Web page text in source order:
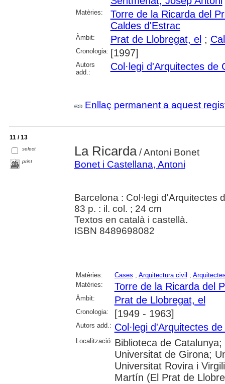
Matèries:
Torre de la Ricarda del
Caldes d'Estrac
Àmbit: Prat de Llobregat, el ;
Cronologia: [1997]
Autors
add.:
Col·legi d'Arquitectes de
Enllaç permanent a aquest
11 / 13
select
print
La Ricarda/ Antoni Bonet
Bonet i Castellana, Antoni
Barcelona : Col·legi d'Arquitectes
83 p. : il. col. ; 24 cm
Textos en català i castellà.
ISBN 8489698082
Matèries: Cases ; Arquitectura civil ;
Matèries:
Torre de la Ricarda del
Àmbit: Prat de Llobregat, el
Cronologia: [1949 - 1963]
Autors add.: Col·legi d'Arquitectes
Localització: Biblioteca de
Universitat de Girona;
Universitat Rovira i
Martín (El Prat de